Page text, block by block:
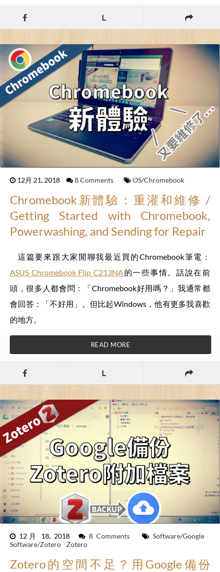
L
12月 21, 2018 8 Comments OS/Chromebook
Chromebook新體驗：重灌和維修 /
Getting Started with Chromebook,
Powerwashing, and Sending for Repair
這篇要來跟大家閒聊我最近買的Chromebook筆電：
ASUS Chromebook Flip C213NA的一些事情。話說在前
頭，很多人都會問：「Chromebook好用嗎？」我通常都
會回答：「不好用」。但比起Windows，他有更多我喜歡
的地方。
READ MORE
L
12月 18, 2018 8 Comments
Software/Google
Software/Zotero
Zotero
Zotero的空間不足？用Google備份